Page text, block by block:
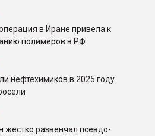
в Иране привела к
полимеров в РФ
нефтехимиков в 2025 году
жестко развенчал псевдо-